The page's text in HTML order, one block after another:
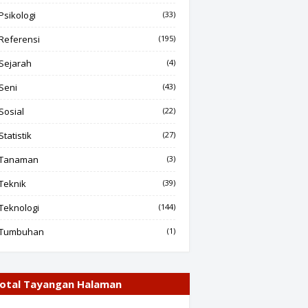
(33)
(195)
(4)
(43)
(22)
(27)
(3)
(39)
(144)
(1)
Tayangan Halaman